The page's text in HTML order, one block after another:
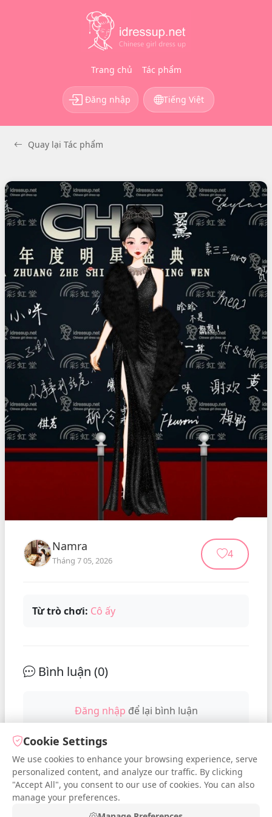
Trang chủ Tác phẩm
Đăng nhập Tiếng Việt
Quay lại Tác phẩm
Namra
Tháng 7 05, 2026 4
Từ trò chơi: Cô ấy
Bình luận (0)
Đăng nhập để lại bình luận
No comments yet. Be the first to
comment!
Cookie Settings
We use cookies to enhance your browsing experience, serve
personalized content, and analyze our traffic. By clicking
"Accept All", you consent to our use of cookies. You can also
manage your preferences.